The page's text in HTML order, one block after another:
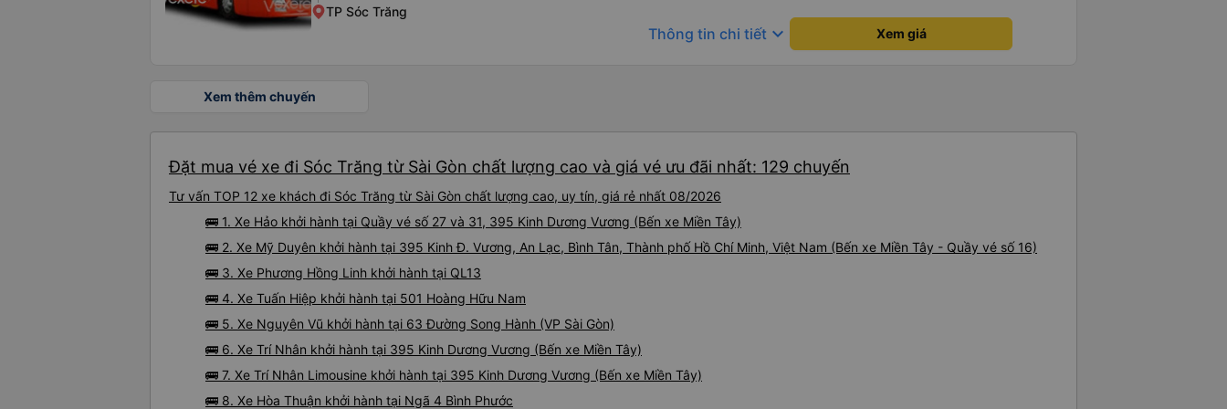
TP Sóc Trăng
Thông tin chi tiết keyboard_arrow_down Xem giá
Xem thêm chuyến
Đặt mua vé xe đi Sóc Trăng từ Sài Gòn chất lượng cao và giá vé ưu đãi nhất: 129 chuyến
Tư vấn TOP 12 xe khách đi Sóc Trăng từ Sài Gòn chất lượng cao, uy tín, giá rẻ nhất 08/2026
🚌 1. Xe Hảo khởi hành tại Quầy vé số 27 và 31, 395 Kinh Dương Vương (Bến xe Miền Tây)
🚌 2. Xe Mỹ Duyên khởi hành tại 395 Kinh Đ. Vương, An Lạc, Bình Tân, Thành phố Hồ Chí Minh, Việt Nam (Bến xe Miền Tây - Quầy vé số 16)
🚌 3. Xe Phương Hồng Linh khởi hành tại QL13
🚌 4. Xe Tuấn Hiệp khởi hành tại 501 Hoàng Hữu Nam
🚌 5. Xe Nguyên Vũ khởi hành tại 63 Đường Song Hành (VP Sài Gòn)
🚌 6. Xe Trí Nhân khởi hành tại 395 Kinh Dương Vương (Bến xe Miền Tây)
🚌 7. Xe Trí Nhân Limousine khởi hành tại 395 Kinh Dương Vương (Bến xe Miền Tây)
🚌 8. Xe Hòa Thuận khởi hành tại Ngã 4 Bình Phước